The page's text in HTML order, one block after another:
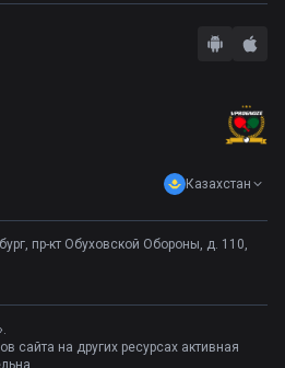
Казахстан
пр-кт Обуховской Обороны, д. 110,
сайта на других ресурсах активная